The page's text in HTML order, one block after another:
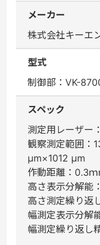
メーカー
株式会社キーエ
型式
制御部：VK-
スペック
測定用レーザー
観察測定範囲：
μm×1012 μm
作動距離：0.3
高さ表示分解能
高さ測定繰り返
幅測定表示分解
幅測定繰り返し